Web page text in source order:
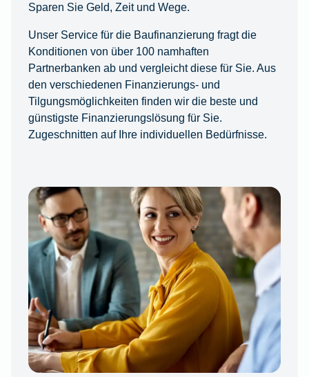
Sparen Sie Geld, Zeit und Wege.
Unser Service für die Baufinanzierung fragt die
Konditionen von über 100 namhaften
Partnerbanken ab und vergleicht diese für Sie. Aus
den verschiedenen Finanzierungs- und
Tilgungsmöglichkeiten finden wir die beste und
günstigste Finanzierungslösung für Sie.
Zugeschnitten auf Ihre individuellen Bedürfnisse.